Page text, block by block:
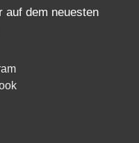
auf dem neuesten